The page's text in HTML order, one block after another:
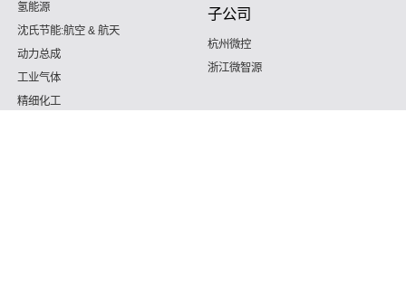
氢能源
沈氏节能:航空 & 航天
动力总成
工业气体
精细化工
子公司
杭州微控
浙江微智源